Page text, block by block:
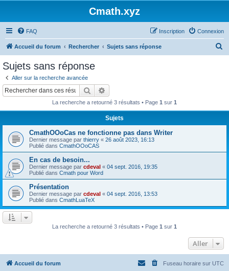
Cmath.xyz
FAQ Connexion
Inscription
Accueil du forum Rechercher Sujets sans réponse
Sujets sans réponse
Aller sur la recherche avancée
Rechercher
La recherche a retourné 3 résultats • Page 1 sur 1
Sujets
CmathOOoCas ne fonctionne pas dans Writer
Dernier message par thierry « 26 août 2023, 16:13
Publié dans CmathOOoCAS
En cas de besoin...
Dernier message par cdeval « 04 sept. 2016, 19:35
Publié dans Cmath pour Word
Présentation
Dernier message par cdeval « 04 sept. 2016, 13:53
Publié dans CmathLuaTeX
La recherche a retourné 3 résultats • Page 1 sur 1
Aller
Accueil du forum Fuseau horaire sur UTC